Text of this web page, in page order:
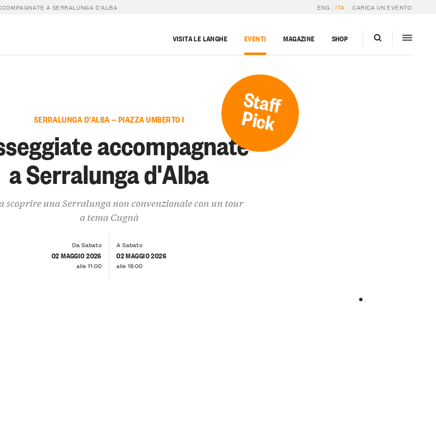
A SERRALUNGA D’ALBA ENG ITA CARICA UN EVENTO
VISITA LE LANGHE EVENTI MAGAZINE SHOP
Staff
Pick
SERRALUNGA D’ALBA — PIAZZA UMBERTO I
accompagnate
a Serralunga d'Alba
scoprire una Serralunga non convenzionale con un tour
a tema Cugnà
Da Sabato
02 MAGGIO 2026
alle 11:00
A Sabato
02 MAGGIO 2026
alle 18:00